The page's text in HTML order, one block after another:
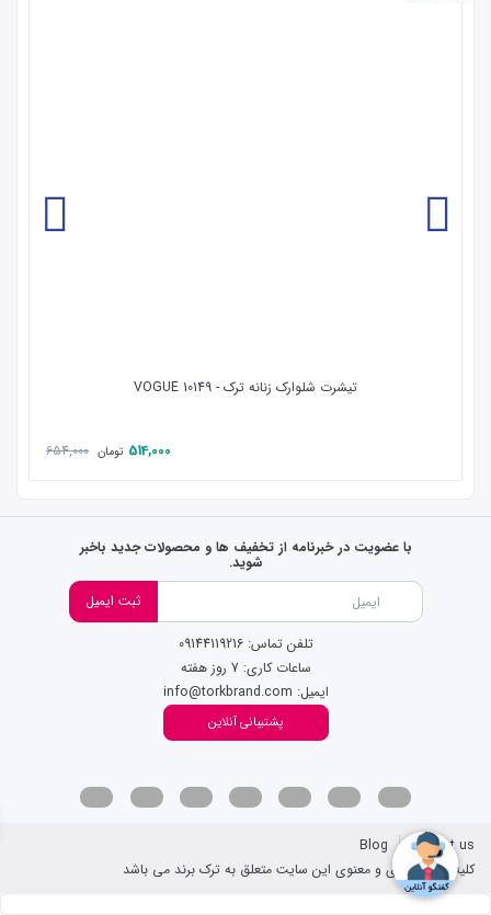
تیشرت شلوارک زنانه ترک - 10149 VOGUE
514,000 تومان 654,000
با عضویت در خبرنامه از تخفیف ها و محصولات جدید باخبر
شوید.
ثبت ایمیل
پشتیبانی آنلاین
تلفن تماس: 09144119216
ساعات کاری: 7 روز هفته
ایمیل: info@torkbrand.com
Contact us
Blog
کلیه حقوق مادی و معنوی این سایت متعلق به ترک برند می باشد